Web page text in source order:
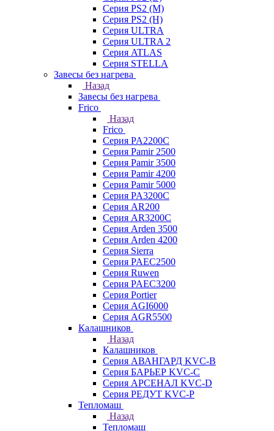
Серия PS2 (M)
Серия PS2 (H)
Серия ULTRA
Серия ULTRA 2
Серия ATLAS
Серия STELLA
Завесы без нагрева
Назад
Завесы без нагрева
Frico
Назад
Frico
Серия PA2200C
Серия Pamir 2500
Серия Pamir 3500
Серия Pamir 4200
Серия Pamir 5000
Серия PA3200C
Серия AR200
Серия AR3200C
Серия Arden 3500
Серия Arden 4200
Серия Sierra
Серия PAEC2500
Серия Ruwen
Серия PAEC3200
Серия Portier
Серия AGI6000
Серия AGR5500
Калашников
Назад
Калашников
Серия АВАНГАРД KVC-B
Серия БАРЬЕР KVC-C
Серия АРСЕНАЛ KVC-D
Серия РЕДУТ KVC-P
Тепломаш
Назад
Тепломаш